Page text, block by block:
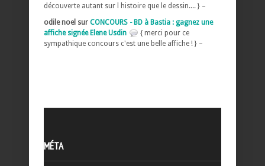
découverte autant sur l histoire que le dessin.... } –
odile noel sur CONCOURS - BD à Bastia : gagnez une
affiche signée Elene Usdin
{ merci pour ce
sympathique concours c'est une belle affiche ! } –
MÉTA